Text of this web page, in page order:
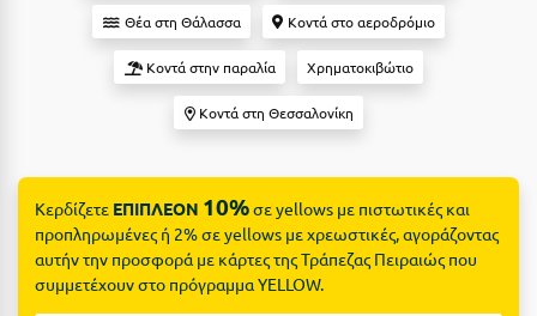
Βυτίνα
Γ
Δες όλες τις προσφορές
Δες όλα τα πακέτα διακοπών
Θέα στη Θάλασσα Κοντά στο αεροδρόμιο
Κοντά στην παραλία Χρηματοκιβώτιο
Κοντά στη Θεσσαλονίκη
Κερδίζετε ΕΠΙΠΛΕΟΝ 10%σε yellows με πιστωτικές και
προπληρωμένες ή 2% σε yellows με χρεωστικές, αγοράζοντας
αυτήν την προσφορά με κάρτες της Τράπεζας Πειραιώς που
συμμετέχουν στο πρόγραμμα YELLOW.